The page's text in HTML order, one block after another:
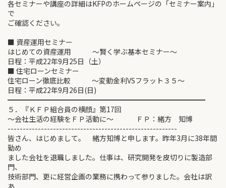
各セミナーや講座の詳細はKFPのホームページの「セミナー案内」
で
ご確認ください。
■ 資産運用セミナー
はじめての資産運用 ～賢く学ぶ基本セミナー～
日程：平成22年9月25日（土）
■ 住宅ローンセミナー
住宅ローン徹底比較 ～変動金利VSフラット３５～
日程：平成22年9月26日(日)
━━━━━━━━━━━━━━━━━━━━━━━━━━━━
５．『ＫＦＰ組合員の横顔』第17回
～会社生活の経験をＦＰ活動に～ ＦＰ：緒方 知博
--------------------------------------------------------
皆さん、はじめまして。 緒方知博と申します。昨年3月に38年間
勤め
ました会社を退職しました。仕事は、研究開発を皮切りに製造部
門、
技術部門、更に経営企画の業務に携わって参りました。会社は訳
あ